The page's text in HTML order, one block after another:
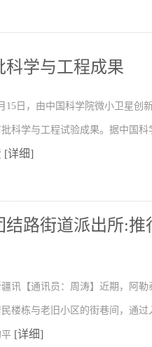
科学与工程成果
15日，由中国科学院微小卫星创
科学与工程试验成果。据中国
[详细]
路街道派出所:推
讯【通讯员：周涛】近期，阿
民楼栋与老旧小区的街巷间，通
平 [详细]